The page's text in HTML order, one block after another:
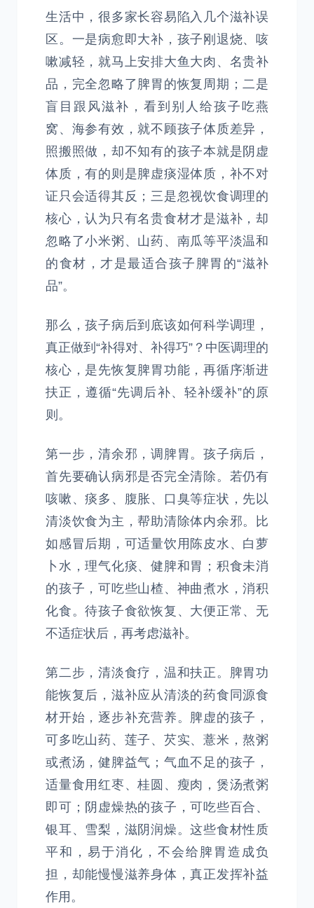
生活中，很多家长容易陷入几个滋补误
区。一是病愈即大补，孩子刚退烧、咳
嗽减轻，就马上安排大鱼大肉、名贵补
品，完全忽略了脾胃的恢复周期；二是
盲目跟风滋补，看到别人给孩子吃燕
窝、海参有效，就不顾孩子体质差异，
照搬照做，却不知有的孩子本就是阴虚
体质，有的则是脾虚痰湿体质，补不对
证只会适得其反；三是忽视饮食调理的
核心，认为只有名贵食材才是滋补，却
忽略了小米粥、山药、南瓜等平淡温和
的食材，才是最适合孩子脾胃的“滋补
品”。
那么，孩子病后到底该如何科学调理，
真正做到“补得对、补得巧”？中医调理的
核心，是先恢复脾胃功能，再循序渐进
扶正，遵循“先调后补、轻补缓补”的原
则。
第一步，清余邪，调脾胃。孩子病后，
首先要确认病邪是否完全清除。若仍有
咳嗽、痰多、腹胀、口臭等症状，先以
清淡饮食为主，帮助清除体内余邪。比
如感冒后期，可适量饮用陈皮水、白萝
卜水，理气化痰、健脾和胃；积食未消
的孩子，可吃些山楂、神曲煮水，消积
化食。待孩子食欲恢复、大便正常、无
不适症状后，再考虑滋补。
第二步，清淡食疗，温和扶正。脾胃功
能恢复后，滋补应从清淡的药食同源食
材开始，逐步补充营养。脾虚的孩子，
可多吃山药、莲子、芡实、薏米，熬粥
或煮汤，健脾益气；气血不足的孩子，
适量食用红枣、桂圆、瘦肉，煲汤煮粥
即可；阴虚燥热的孩子，可吃些百合、
银耳、雪梨，滋阴润燥。这些食材性质
平和，易于消化，不会给脾胃造成负
担，却能慢慢滋养身体，真正发挥补益
作用。